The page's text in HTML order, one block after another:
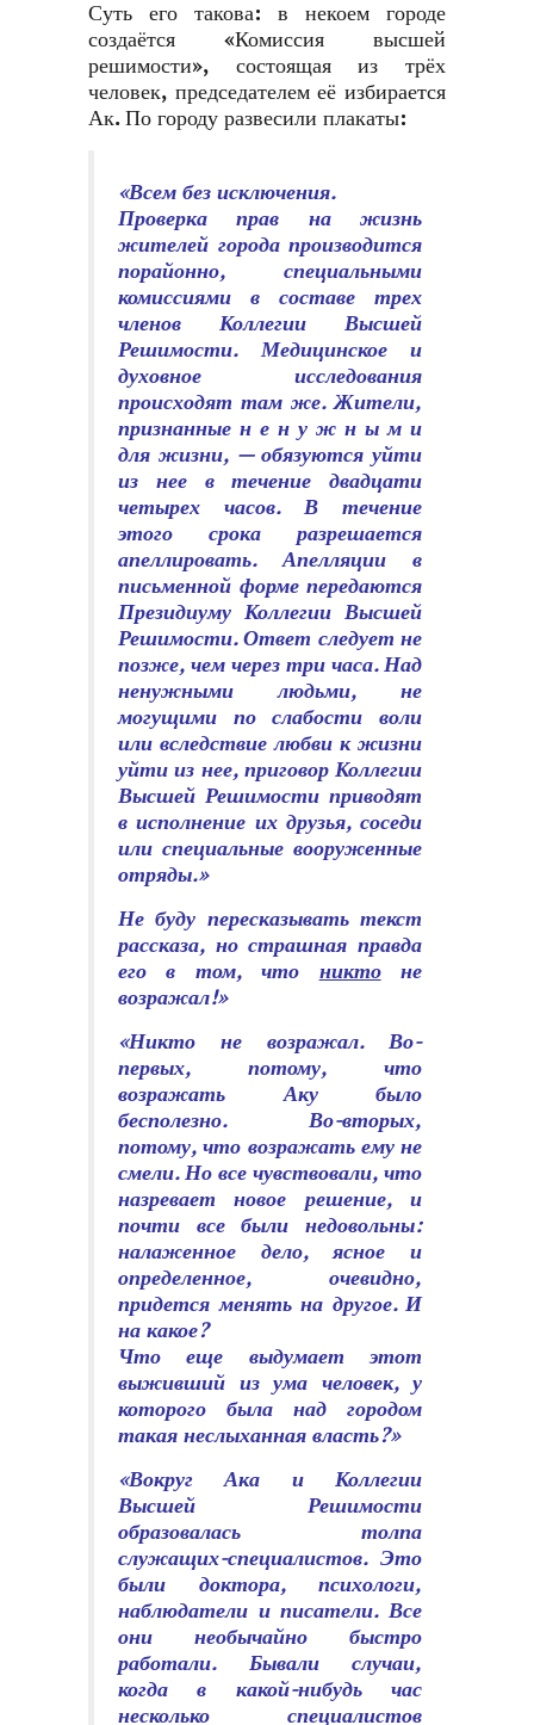
Суть его такова: в некоем городе
создаётся «Комиссия высшей
решимости», состоящая из трёх
человек, председателем её избирается
Ак. По городу развесили плакаты:
«Всем без исключения.
Проверка прав на жизнь
жителей города производится
порайонно, специальными
комиссиями в составе трех
членов Коллегии Высшей
Решимости. Медицинское и
духовное исследования
происходят там же. Жители,
признанные н е н у ж н ы м и
для жизни, — обязуются уйти
из нее в течение двадцати
четырех часов. В течение
этого срока разрешается
апеллировать. Апелляции в
письменной форме передаются
Президиуму Коллегии Высшей
Решимости. Ответ следует не
позже, чем через три часа. Над
ненужными людьми, не
могущими по слабости воли
или вследствие любви к жизни
уйти из нее, приговор Коллегии
Высшей Решимости приводят
в исполнение их друзья, соседи
или специальные вооруженные
отряды.»
Не буду пересказывать текст
рассказа, но страшная правда
его в том, что никтоне
возражал!»
«Никто не возражал. Во-
первых, потому, что
возражать Аку было
бесполезно. Во-вторых,
потому, что возражать ему не
смели. Но все чувствовали, что
назревает новое решение, и
почти все были недовольны:
налаженное дело, ясное и
определенное, очевидно,
придется менять на другое. И
на какое?
Что еще выдумает этот
выживший из ума человек, у
которого была над городом
такая неслыханная власть?»
«Вокруг Ака и Коллегии
Высшей Решимости
образовалась толпа
служащих-специалистов. Это
были доктора, психологи,
наблюдатели и писатели. Все
они необычайно быстро
работали. Бывали случаи,
когда в какой-нибудь час
несколько специалистов